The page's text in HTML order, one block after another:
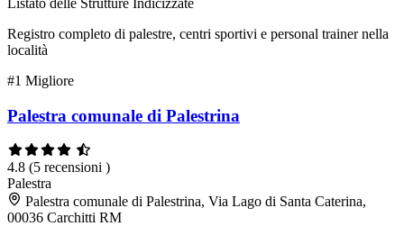
Listato delle Strutture Indicizzate
Registro completo di palestre, centri sportivi e personal trainer nella
località
#1 Migliore
Palestra comunale di Palestrina
4.8 (5 recensioni )
Palestra
Palestra comunale di Palestrina, Via Lago di Santa Caterina,
00036 Carchitti RM